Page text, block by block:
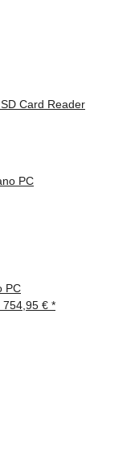
Card Reader
PC
754,95 € *